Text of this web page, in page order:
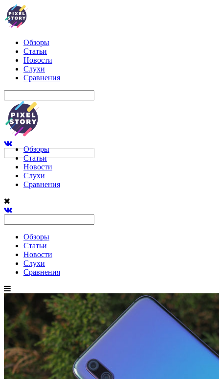
Обзоры
Статьи
Новости
Слухи
Сравнения
Обзоры
Статьи
Новости
Слухи
Сравнения
Обзоры
Статьи
Новости
Слухи
Сравнения